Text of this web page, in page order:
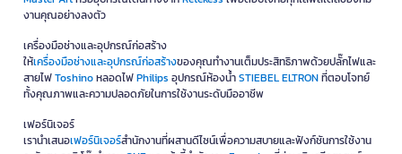
งานคุณอย่างลงตัว
เครื่องมือช่างและอุปกรณ์ก่อสร้าง
ให้เครื่องมือช่างและอุปกรณ์ก่อสร้างของคุณทำงานเต็มประสิทธิภาพด้วยปลั๊กไฟและ
สายไฟToshinoหลอดไฟPhilips อุปกรณ์ห้องน้ำSTIEBEL ELTRONที่ตอบโจทย์
ทั้งคุณภาพและความปลอดภัยในการใช้งานระดับมืออาชีพ
เฟอร์นิเจอร์
เรานำเสนอเฟอร์นิเจอร์สำนักงานที่ผสานดีไซน์เพื่อความสบายและฟังก์ชันการใช้งาน